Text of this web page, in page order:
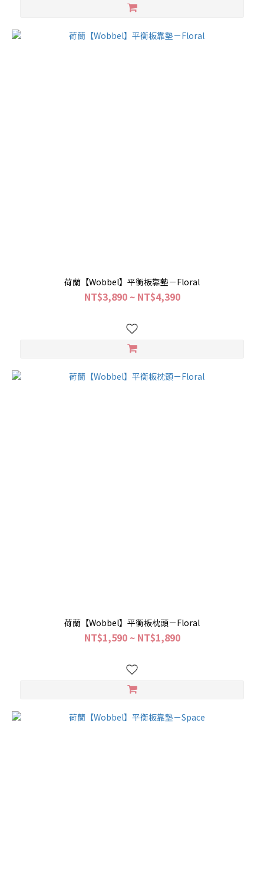
荷蘭【Wobbel】平衡板靠墊－Floral
NT$3,890 ~ NT$4,390
荷蘭【Wobbel】平衡板枕頭－Floral
NT$1,590 ~ NT$1,890